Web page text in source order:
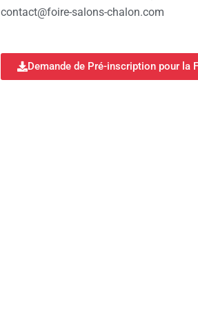
contact@foire-salons-chalon.com
Demande de Pré-inscription pour la